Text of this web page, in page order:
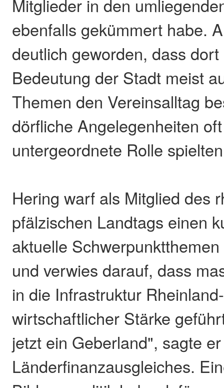
Mitglieder in den
ebenfalls gekümmert habe.
deutlich geworden, dass
Bedeutung der Stadt meist
Themen den Vereinsalltag
dörfliche Angelegenheiten
untergeordnete Rolle
Hering warf als Mitglied des
pfälzischen Landtags einen
aktuelle
und verwies darauf, dass
in die Infrastruktur
wirtschaftlicher Stärke
jetzt ein Geberland", sagte
Länderfinanzausgleiches.